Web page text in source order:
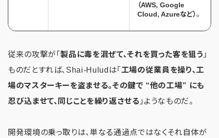
（AWS, Google
Cloud, Azureなど）。
従来の攻撃が「 製品に毒を混ぜて、それを買った客を狙う 」
ものだとすれば、Shai-Huludは「 工場の従業員を操り、工
場のマスターキーを盗ませる。その鍵で “他の工場” にも
忍び込ませて、同じことを繰り返させる 」ようなものだ。
開発環境の乗っ取りは、単なる通過点ではなくそれ自体が